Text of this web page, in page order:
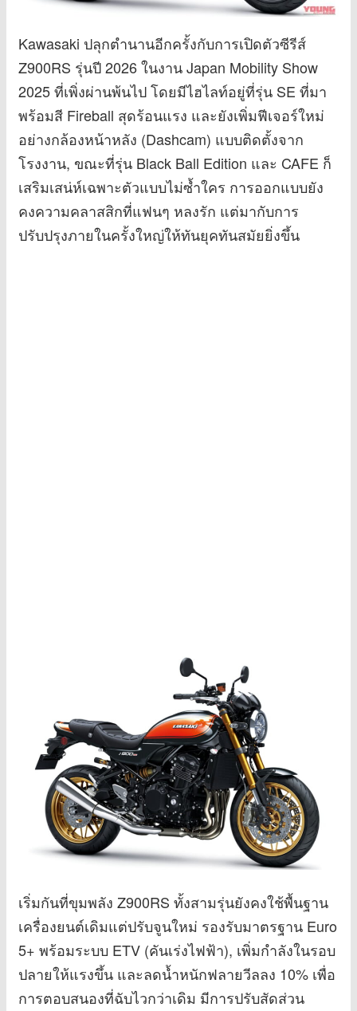
Kawasaki ปลุกตำนานอีกครั้งกับการเปิดตัวซีรีส์
Z900RS รุ่นปี 2026 ในงาน Japan Mobility Show
2025 ที่เพิ่งผ่านพ้นไป โดยมีไฮไลท์อยู่ที่รุ่น SE ที่มา
พร้อมสี Fireball สุดร้อนแรง และยังเพิ่มฟีเจอร์ใหม่
อย่างกล้องหน้าหลัง (Dashcam) แบบติดตั้งจาก
โรงงาน, ขณะที่รุ่น Black Ball Edition และ CAFE ก็
เสริมเสน่ห์เฉพาะตัวแบบไม่ซ้ำใคร การออกแบบยัง
คงความคลาสสิกที่แฟนๆ หลงรัก แต่มากับการ
ปรับปรุงภายในครั้งใหญ่ให้ทันยุคทันสมัยยิ่งขึ้น
เริ่มกันที่ขุมพลัง Z900RS ทั้งสามรุ่นยังคงใช้พื้นฐาน
เครื่องยนต์เดิมแต่ปรับจูนใหม่ รองรับมาตรฐาน Euro
5+ พร้อมระบบ ETV (คันเร่งไฟฟ้า), เพิ่มกำลังในรอบ
ปลายให้แรงขึ้น และลดน้ำหนักฟลายวีลลง 10% เพื่อ
การตอบสนองที่ฉับไวกว่าเดิม มีการปรับสัดส่วน